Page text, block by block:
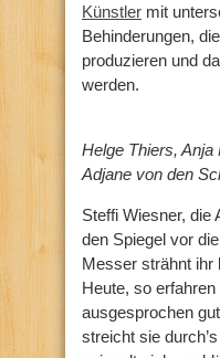
Künstler mit
Behinderungen, die
produzieren und
werden.
Helge Thiers,
Adjane von den
Steffi Wiesner, die
den Spiegel vor
Messer strähnt ihr
Heute, so
ausgesprochen
streicht sie